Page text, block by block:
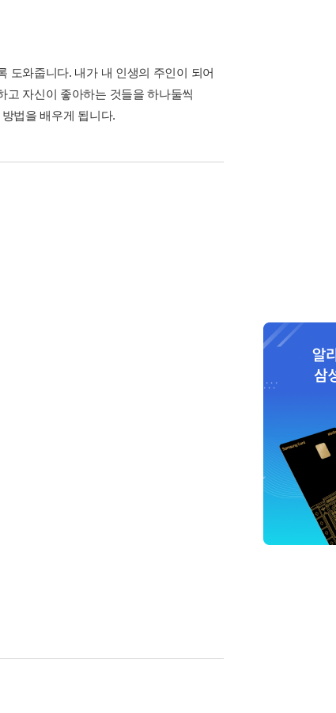
도와줍니다. 내가 내 인생의 주인이 되어
고 자신이 좋아하는 것들을 하나둘씩
법을 배우게 됩니다.